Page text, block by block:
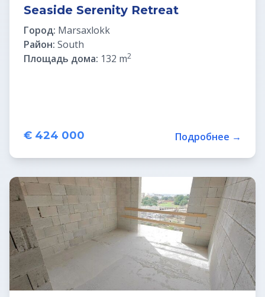
Seaside Serenity Retreat
Город: Marsaxlokk
Район: South
Площадь дома: 132 m2
€ 424 000 Подробнее →